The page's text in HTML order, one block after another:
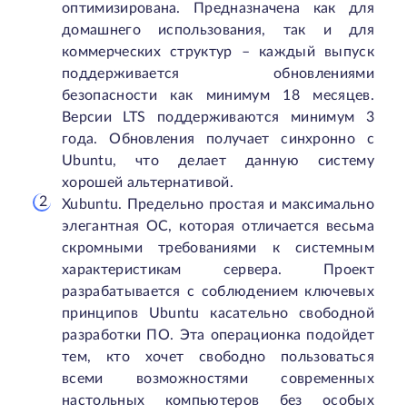
оптимизирована. Предназначена как для
домашнего использования, так и для
коммерческих структур – каждый выпуск
поддерживается обновлениями
безопасности как минимум 18 месяцев.
Версии LTS поддерживаются минимум 3
года. Обновления получает синхронно с
Ubuntu, что делает данную систему
хорошей альтернативой.
Xubuntu. Предельно простая и максимально
элегантная ОС, которая отличается весьма
скромными требованиями к системным
характеристикам сервера. Проект
разрабатывается с соблюдением ключевых
принципов Ubuntu касательно свободной
разработки ПО. Эта операционка подойдет
тем, кто хочет свободно пользоваться
всеми возможностями современных
настольных компьютеров без особых